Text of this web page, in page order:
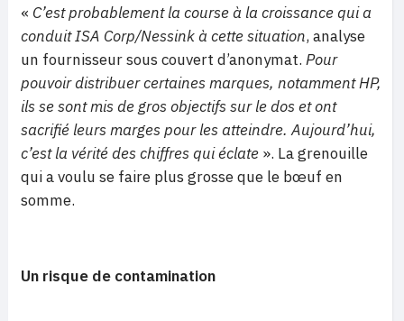
« C’est probablement la course à la croissance qui a
conduit ISA Corp/Nessink à cette situation, analyse
un fournisseur sous couvert d’anonymat. Pour
pouvoir distribuer certaines marques, notamment HP,
ils se sont mis de gros objectifs sur le dos et ont
sacrifié leurs marges pour les atteindre. Aujourd’hui,
c’est la vérité des chiffres qui éclate ». La grenouille
qui a voulu se faire plus grosse que le bœuf en
somme.
Un risque de contamination